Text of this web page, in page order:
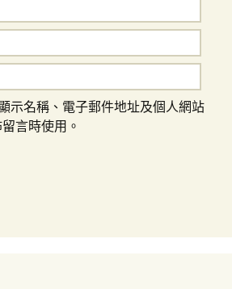
示名稱、電子郵件地址及個人網站
言時使用。